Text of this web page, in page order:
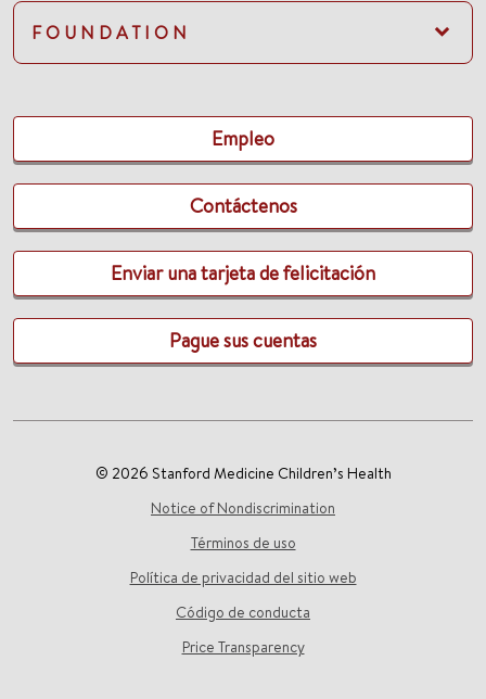
FOUNDATION
Empleo
Contáctenos
Enviar una tarjeta de felicitación
Pague sus cuentas
© 2026 Stanford Medicine Children’s Health
Notice of Nondiscrimination
Términos de uso
Política de privacidad del sitio web
Código de conducta
Price Transparency